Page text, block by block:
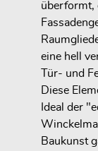
überformt,
eine hell
Tür- und
Diese
Ideal der
Baukunst